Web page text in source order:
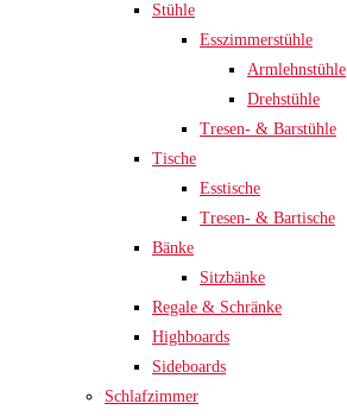
Stühle
Esszimmerstühle
Armlehnstühle
Drehstühle
Tresen- & Barstühle
Tische
Esstische
Tresen- & Bartische
Bänke
Sitzbänke
Regale & Schränke
Highboards
Sideboards
Schlafzimmer